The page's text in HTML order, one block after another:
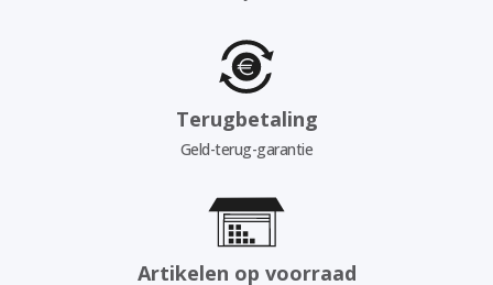
Terugbetaling
Geld-terug-garantie
Artikelen op voorraad